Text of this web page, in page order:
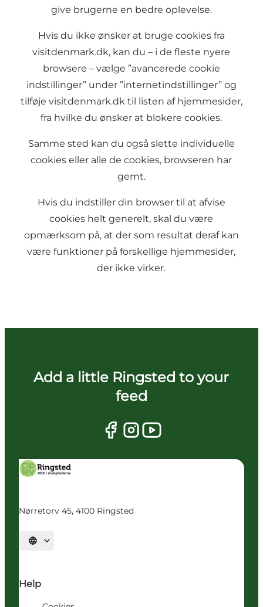
give brugerne en bedre oplevelse.
Hvis du ikke ønsker at bruge cookies fra
visitdenmark.dk, kan du – i de fleste nyere
browsere – vælge ”avancerede cookie
indstillinger” under ”internetindstillinger” og
tilføje visitdenmark.dk til listen af hjemmesider,
fra hvilke du ønsker at blokere cookies.
Samme sted kan du også slette individuelle
cookies eller alle de cookies, browseren har
gemt.
Hvis du indstiller din browser til at afvise
cookies helt generelt, skal du være
opmærksom på, at der som resultat deraf kan
være funktioner på forskellige hjemmesider,
der ikke virker.
Add a little Ringsted to your
feed
Nørretorv 45, 4100 Ringsted
Vælg sprog
Help